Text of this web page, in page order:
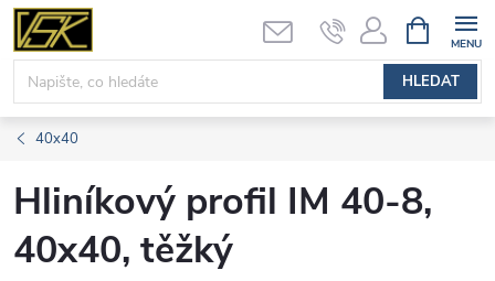
Přejít
obsah
HLEDAT
NÁKUPNÍ
KOŠÍK
40x40
Hliníkový profil IM 40-8,
40x40, těžký